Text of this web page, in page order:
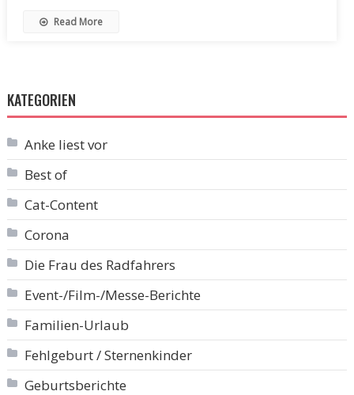
Read More
KATEGORIEN
Anke liest vor
Best of
Cat-Content
Corona
Die Frau des Radfahrers
Event-/Film-/Messe-Berichte
Familien-Urlaub
Fehlgeburt / Sternenkinder
Geburtsberichte